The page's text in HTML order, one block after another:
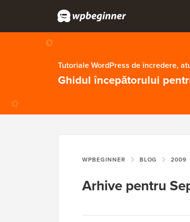
Tutoriale WordPress de încredere,
Ghidul începătorului
WPBEGINNER BLOG 2009
Arhive pentru